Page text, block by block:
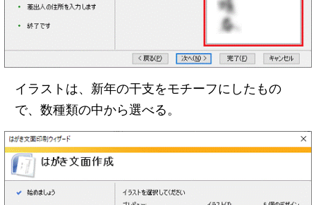
イラストは、新年の干支をモチーフにしたもの
で、数種類の中から選べる。